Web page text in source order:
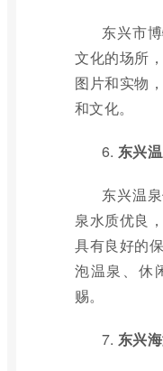
东兴市
文化的场所
图片和实物
和文化。
6. 东兴
东兴温
泉水质优良
具有良好的
泡温泉、休
赐。
7. 东兴